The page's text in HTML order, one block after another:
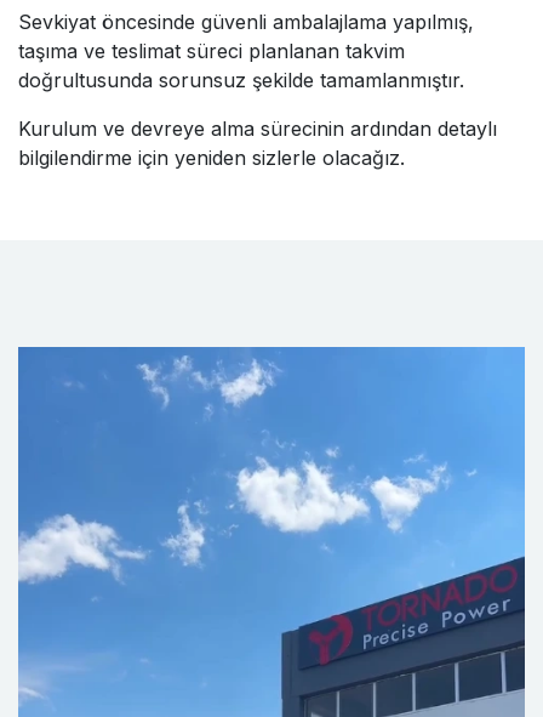
Sevkiyat öncesinde güvenli ambalajlama yapılmış,
taşıma ve teslimat süreci planlanan takvim
doğrultusunda sorunsuz şekilde tamamlanmıştır.
Kurulum ve devreye alma sürecinin ardından detaylı
bilgilendirme için yeniden sizlerle olacağız.